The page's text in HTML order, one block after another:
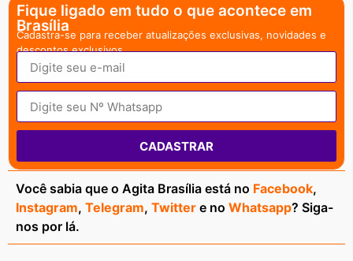
Fique ligado em tudo o que acontece em
Brasília
Cadastra-se para receber atualizações exclusivas, novidades e
descontos exclusivos.
CADASTRAR
Você sabia que o Agita Brasília está no Facebook,
Instagram, Telegram, Twitter e no Whatsapp? Siga-
nos por lá.